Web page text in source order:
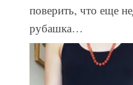
поверить, что еще
рубашка…